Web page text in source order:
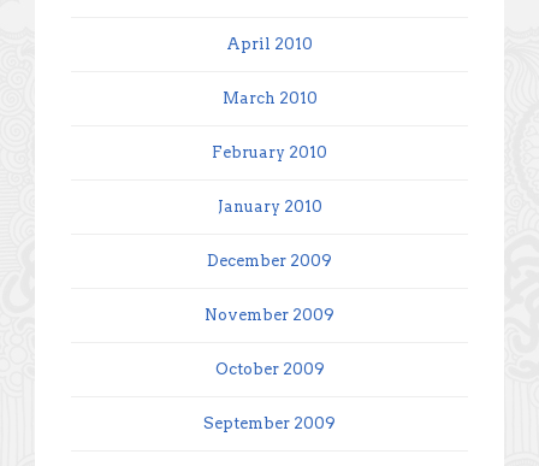
April 2010
March 2010
February 2010
January 2010
December 2009
November 2009
October 2009
September 2009